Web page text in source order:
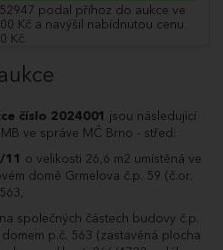
podal příhoz do aukce ve
Kč a navýšil nabídnutou cenu
Kč.
a navýšil nabídnutou cenu na
podal příhoz do aukce ve
a navýšil nabídnutou cenu na
podal příhoz do aukce ve
a navýšil nabídnutou cenu na
podal příhoz do aukce ve
a navýšil nabídnutou cenu na
číslo 2024001 jsou následující
ve správe MČ Brno - střed:
o velikosti 26,6 m2 umístěná ve
domě Grmelova č.p. 59 (č.or.
na společných částech budovy č.p.
p.č. 563 (zastavěná plocha